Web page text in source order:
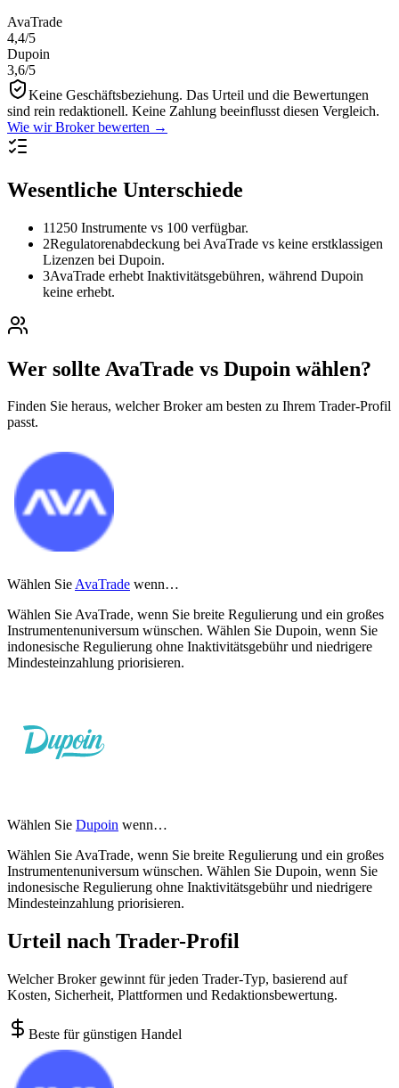
AvaTrade
4,4/5
Dupoin
3,6/5
Keine Geschäftsbeziehung. Das Urteil und die Bewertungen
sind rein redaktionell. Keine Zahlung beeinflusst diesen Vergleich.
Wie wir Broker bewerten →
Wesentliche Unterschiede
11250 Instrumente vs 100 verfügbar.
2Regulatorenabdeckung bei AvaTrade vs keine erstklassigen
Lizenzen bei Dupoin.
3AvaTrade erhebt Inaktivitätsgebühren, während Dupoin
keine erhebt.
Wer sollte AvaTrade vs Dupoin wählen?
Finden Sie heraus, welcher Broker am besten zu Ihrem Trader-Profil
passt.
Wählen SieAvaTrade wenn…
Wählen Sie AvaTrade, wenn Sie breite Regulierung und ein großes
Instrumentenuniversum wünschen. Wählen Sie Dupoin, wenn Sie
indonesische Regulierung ohne Inaktivitätsgebühr und niedrigere
Mindesteinzahlung priorisieren.
Wählen Sie Dupoin wenn…
Wählen Sie AvaTrade, wenn Sie breite Regulierung und ein großes
Instrumentenuniversum wünschen. Wählen Sie Dupoin, wenn Sie
indonesische Regulierung ohne Inaktivitätsgebühr und niedrigere
Mindesteinzahlung priorisieren.
Urteil nach Trader-Profil
Welcher Broker gewinnt für jeden Trader-Typ, basierend auf
Kosten, Sicherheit, Plattformen und Redaktionsbewertung.
Beste für günstigen Handel